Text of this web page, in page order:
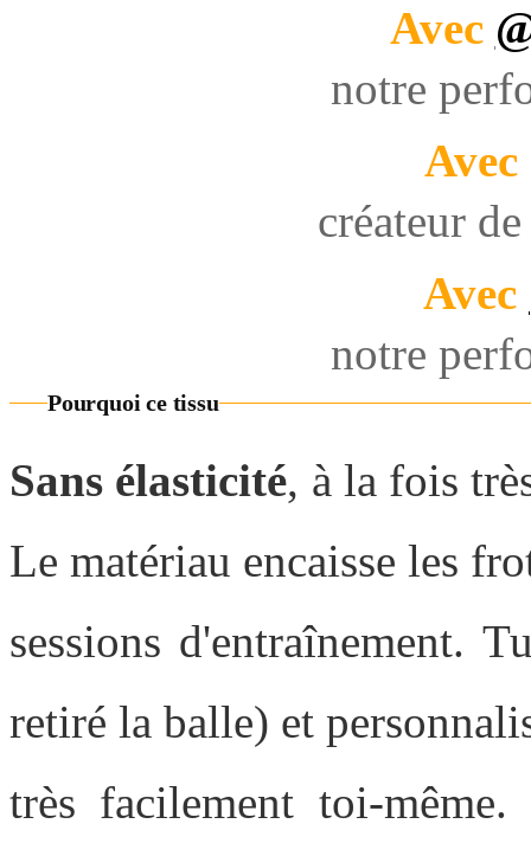
Avec
notre
Avec
créateur
Avec
notre
Pourquoi ce tissu
Sans élasticité, à la fois
Le matériau encaisse les
sessions d'entraînement.
retiré la balle) et
très facilement toi-